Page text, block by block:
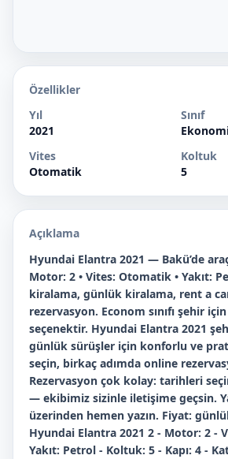
Özellikler
Yıl
2021
Sınıf
Vites
Otomatik
Koltuk
5
Açıklama
Hyundai Elantra 2021 — Bakü’de
Motor: 2 • Vites: Otomatik • Yakıt:
kiralama, günlük kiralama, rent a
rezervasyon. Econom sınıfı şehir
seçenektir. Hyundai Elantra 2021
günlük sürüşler için konforlu ve
seçin, birkaç adımda online
Rezervasyon çok kolay: tarihleri
— ekibimiz sizinle iletişime geçsin.
üzerinden hemen yazın. Fiyat:
Hyundai Elantra 2021 2 - Motor: 2 -
Yakıt: Petrol - Koltuk: 5 - Kapı: 4 -